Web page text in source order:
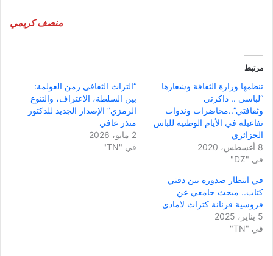
منصف كريمي
مرتبط
تنظمها وزارة الثقافة وشعارها
“لباسي .. ذاكرتي
وثقافتي”..محاضرات وندوات
تفاعيلة في الأيام الوطنية للباس
الجزائري
8 أغسطس، 2020
في "DZ"
“التراث الثقافي زمن العولمة:
بين السلطة، الاعتراف، والتنوع
الرمزي” الإصدار الجديد للدكتور
منذر عافي
2 مايو، 2026
في "TN"
في انتظار صدوره بين دفتي
كتاب.. مبحث جامعي عن
فروسية فرنانة كتراث لامادي
5 يناير، 2025
في "TN"